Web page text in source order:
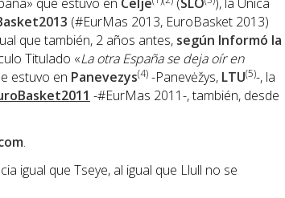
(#EurMas 2013, EuroBasket 2013)
que también, 2 años antes, según Informó la
Titulado «La otra España se deja oír en
estuvo en Panevezys(4) -Panevėžys, LTU(5)-, la
-#EurMas 2011-, también, desde
.
igual que Tseye, al igual que Llull no se